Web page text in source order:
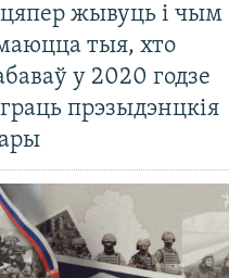
жывуць і чым
тыя, хто
у 2020 годзе
прэзыдэнцкія